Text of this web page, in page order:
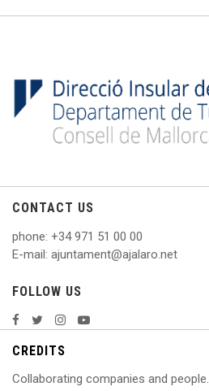
CONTACT US
phone: +34 971 51 00 00
E-mail: ajuntament@ajalaro.net
FOLLOW US
CREDITS
Collaborating companies and people.